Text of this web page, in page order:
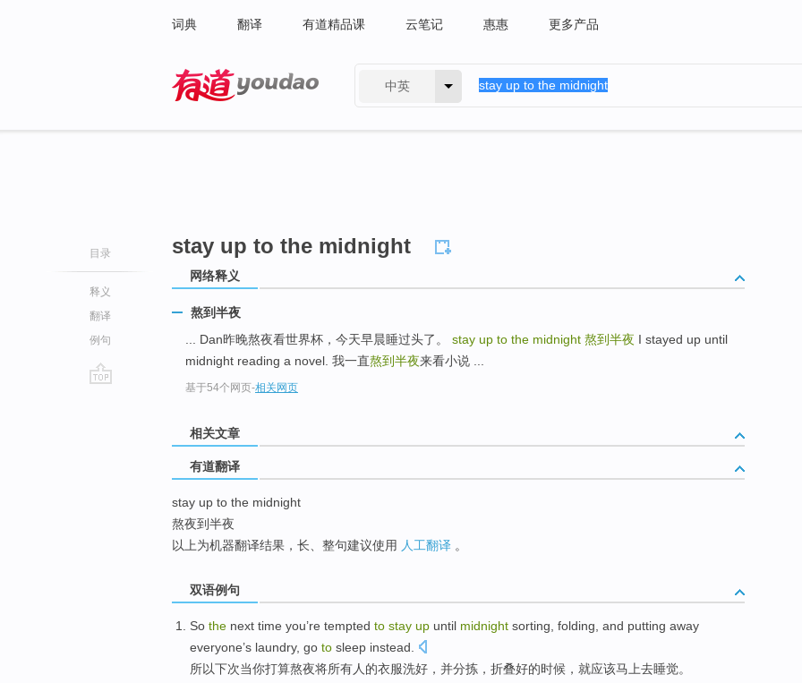
词典 翻译 有道精品课 云笔记 惠惠 更多产品
中英
目录
释义
翻译
例句
stay up to the midnight
网络释义
熬到半夜
... Dan昨晚熬夜看世界杯，今天早晨睡过头了。 stay up to the midnight 熬到半夜 I stayed up until
midnight reading a novel. 我一直熬到半夜来看小说 ...
基于54个网页-相关网页
相关文章
有道翻译
stay up to the midnight
熬夜到半夜
以上为机器翻译结果，长、整句建议使用 人工翻译 。
双语例句
So the next time you’re tempted to stay up until midnight sorting folding and putting away
everyone’s laundry, go to sleep instead
所以下次当你打算熬夜将所有人 的衣服洗好， 并分拣 ， 折叠好的时候， 就应该马上去睡觉。